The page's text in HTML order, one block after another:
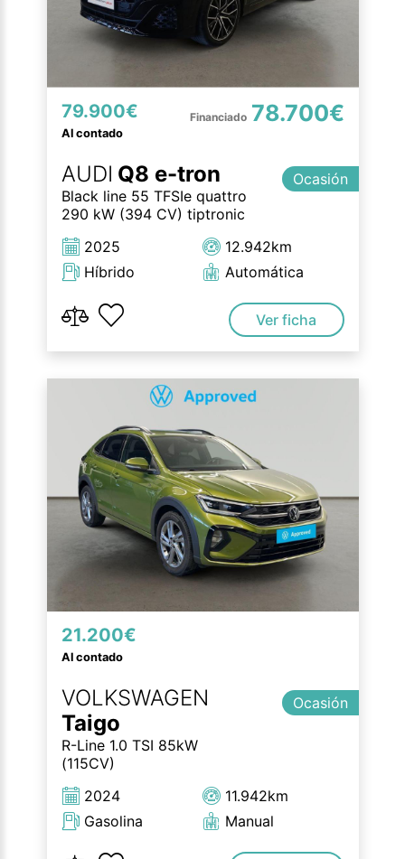
79.900€
Al contado
78.700€
AUDI Q8 e-tron
Black line 55 TFSIe quattro
290 kW (394 CV) tiptronic
Ocasión
2025
Híbrido
12.942km
Automática
Ver ficha
21.200€
Al contado
VOLKSWAGEN
Taigo
R-Line 1.0 TSI 85kW
(115CV)
Ocasión
2024
Gasolina
11.942km
Manual